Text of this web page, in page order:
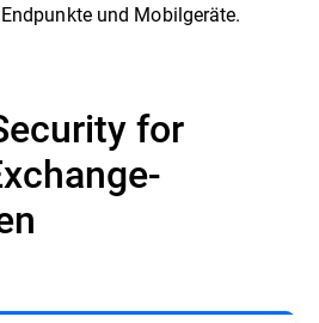
und Mobilgeräte.
for